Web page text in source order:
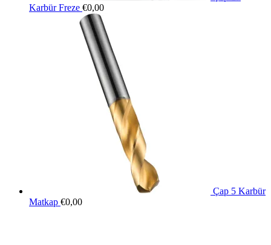
Karbür Freze €0,00
Çap 5 Karbür
Matkap €0,00